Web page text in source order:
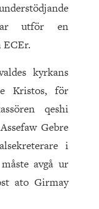
utför en
ECEr.
kyrkans
Kristos, för
qeshi
Gebre
i
avgå ur
ato Girmay